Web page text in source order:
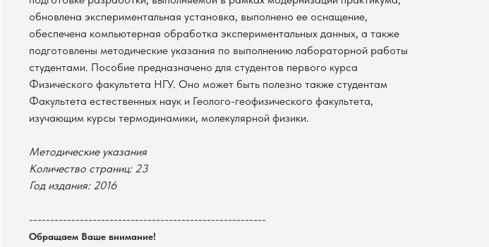
обновлена экспериментальная установка, выполнено ее оснащение,
обеспечена компьютерная обработка экспериментальных данных, а также
подготовлены методические указания по выполнению лабораторной работы
студентами. Пособие предназначено для студентов первого курса
Физического факультета НГУ. Оно может быть полезно также студентам
Факультета естественных наук и Геолого-геофизического факультета,
изучающим курсы термодинамики, молекулярной физики.
Методические указания
Количество страниц: 23
Год издания: 2016
--------------------------------------------------------
Обращаем Ваше внимание!